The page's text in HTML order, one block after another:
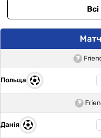
Польща
Данія